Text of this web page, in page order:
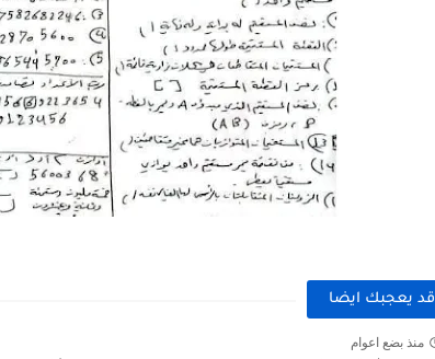
قد يعجبك ايضا
منذ بضع اعوام